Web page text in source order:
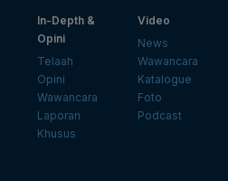
In-Depth &
Opini
Telaah
Opini
Wawancara
Laporan
Khusus
Video
News
Wawancara
Katalogue
Foto
Podcast